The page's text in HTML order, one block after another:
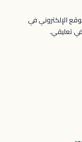
الإلكتروني في
تعليقي.